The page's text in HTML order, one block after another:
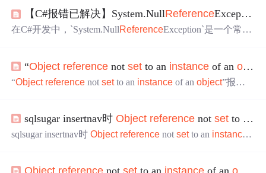
【C#报错已解决】System.NullReferenceException:
在C#开发中，`System.NullReferenceException`是一个常见
ncenotsetto aninstanceof anobject"，并提供多种解决方
案，帮助C#开发者快速解决这类问题。
“Object reference notset to an instance of anobject
“Object reference notsetto an instance of anobject”报错
set to aninstanceof anobject”。 由于被引用脚本中，自身
程序实例化public static XInstance后 ，未使用private void A
sqlsugar insertnav时 Object reference notset to an
sqlsugar insertnav时Object reference notsetto an instance
Object reference notset to an instance of anobject